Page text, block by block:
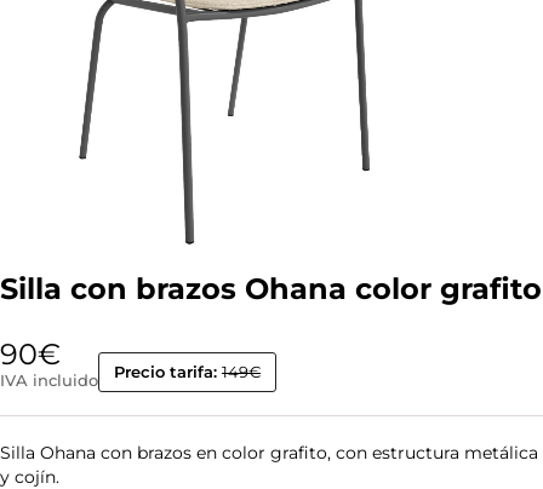
Silla con brazos Ohana color grafito
90€
IVA incluido Precio tarifa: 149€
Silla Ohana con brazos en color grafito, con estructura metálica
y cojín.